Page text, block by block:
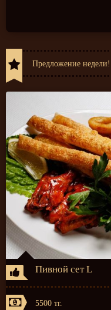
Предложение недели!
Пивной сет L
5500 тг.